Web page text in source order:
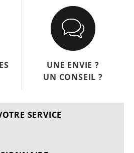
UNE ENVIE ?
UN CONSEIL ?
SERVICE